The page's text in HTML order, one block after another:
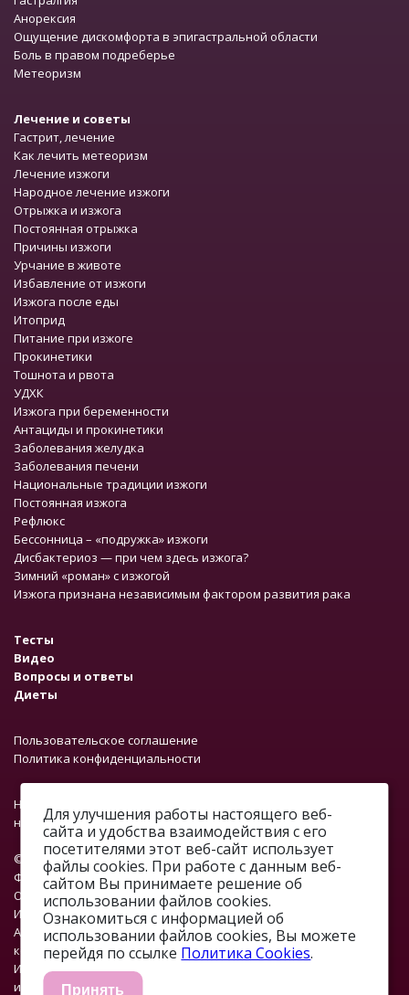
Анорексия
Ощущение дискомфорта в эпигастральной области
Боль в правом подреберье
Метеоризм
Лечение и советы
Гастрит, лечение
Как лечить метеоризм
Лечение изжоги
Народное лечение изжоги
Отрыжка и изжога
Постоянная отрыжка
Причины изжоги
Урчание в животе
Избавление от изжоги
Изжога после еды
Итоприд
Питание при изжоге
Прокинетики
Тошнота и рвота
УДХК
Изжога при беременности
Антациды и прокинетики
Заболевания желудка
Заболевания печени
Национальные традиции изжоги
Постоянная изжога
Рефлюкс
Бессонница – «подружка» изжоги
Дисбактериоз — при чем здесь изжога?
Зимний «роман» с изжогой
Изжога признана независимым фактором развития рака
Тесты
Видео
Вопросы и ответы
Диеты
Пользовательское соглашение
Политика конфиденциальности
На сайте работает система проверки ошибок. Обнаружив
неточность в тексте, выделите ее и нажмите Ctrl + Enter.
© 2012—2026.
ФОНД «ПРОФМЕДФОРУМ»
ОГРН: 1067746374376
ИНН: 7701648890
Адрес: г. Москва, ул. Профсоюзная, д. 93А, этаж 4, помещение 1,
комната 32.
Изжоги.нет. 18+. Информация на сайте не должна
использоваться для самостоятельной диагностики и лечения и
Для улучшения работы настоящего веб-
сайта и удобства взаимодействия с его
посетителями этот веб-сайт использует
файлы cookies. При работе с данным веб-
сайтом Вы принимаете решение об
использовании файлов cookies.
Ознакомиться с информацией об
использовании файлов cookies, Вы можете
перейдя по ссылке Политика Cookies.
Принять